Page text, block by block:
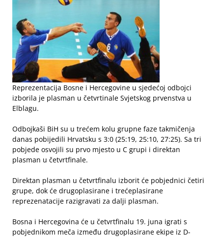
Reprezentacija Bosne i Hercegovine u sjedećoj odbojci
izborila je plasman u četvrtinale Svjetskog prvenstva u
Elblagu.
Odbojkaši BiH su u trećem kolu grupne faze takmičenja
danas pobijedili Hrvatsku s 3:0 (25:19, 25:10, 27:25). Sa tri
pobjede osvojili su prvo mjesto u C grupi i direktan
plasman u četvrtfinale.
Direktan plasman u četvrtfinalu izborit će pobjednici četiri
grupe, dok će drugoplasirane i trećeplasirane
reprezenatacije razigravati za dalji plasman.
Bosna i Hercegovina će u četvrtfinalu 19. juna igrati s
pobjednikom meča između drugoplasirane ekipe iz D-